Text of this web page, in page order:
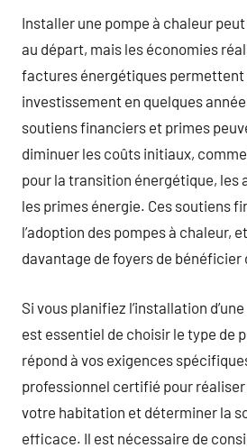
Installer une pompe à chaleur
au départ, mais les économies
factures énergétiques
investissement en quelques
soutiens financiers et primes
diminuer les coûts initiaux,
pour la transition énergétique, les
les primes énergie. Ces soutiens
l’adoption des pompes à chaleur,
davantage de foyers de bénéficier
Si vous planifiez l’installation
est essentiel de choisir le type de
répond à vos exigences
professionnel certifié pour
votre habitation et déterminer la
efficace. Il est nécessaire de